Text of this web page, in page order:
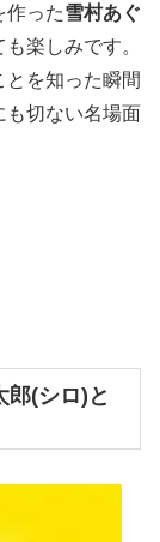
作った雪村あぐ
楽しみです。
を知った瞬間
切ない名場面
郎(シロ)と